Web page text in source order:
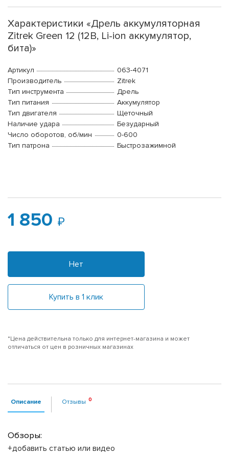
Характеристики «Дрель аккумуляторная
Zitrek Green 12 (12В, Li-ion аккумулятор,
бита)»
Артикул
063-4071
Производитель
Zitrek
Тип инструмента
Дрель
Тип питания
Аккумулятор
Тип двигателя
Щеточный
Наличие удара
Безударный
Число оборотов, об/мин
0-600
Тип патрона
Быстрозажимной
1 850
Нет
Купить в 1 клик
*Цена действительна только для интернет-магазина и может
отличаться от цен в розничных магазинах
Описание Отзывы
Обзоры:
+добавить статью или видео